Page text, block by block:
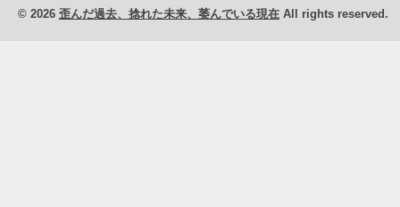
© 2026 歪んだ過去、捻れた未来、萎んでいる現在 All rights reserved.